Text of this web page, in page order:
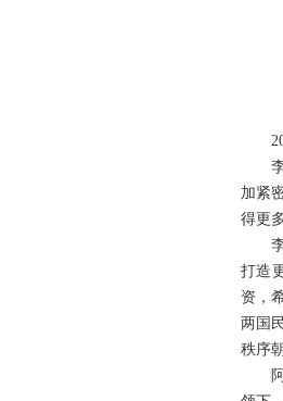
加紧
得更
打造
资，
两国
秩序